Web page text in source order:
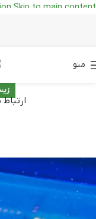
Skip to main content
منو